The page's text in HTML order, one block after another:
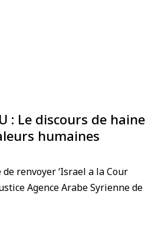
: Le discours de haine
humaines